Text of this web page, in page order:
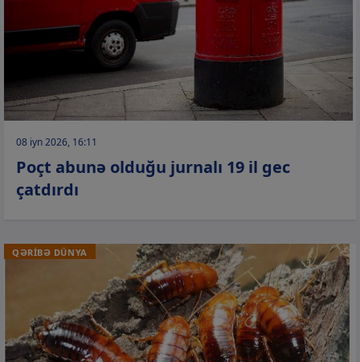
08 iyn 2026, 16:11
Poçt abunə olduğu jurnalı 19 il gec
çatdırdı
QƏRİBƏ DÜNYA